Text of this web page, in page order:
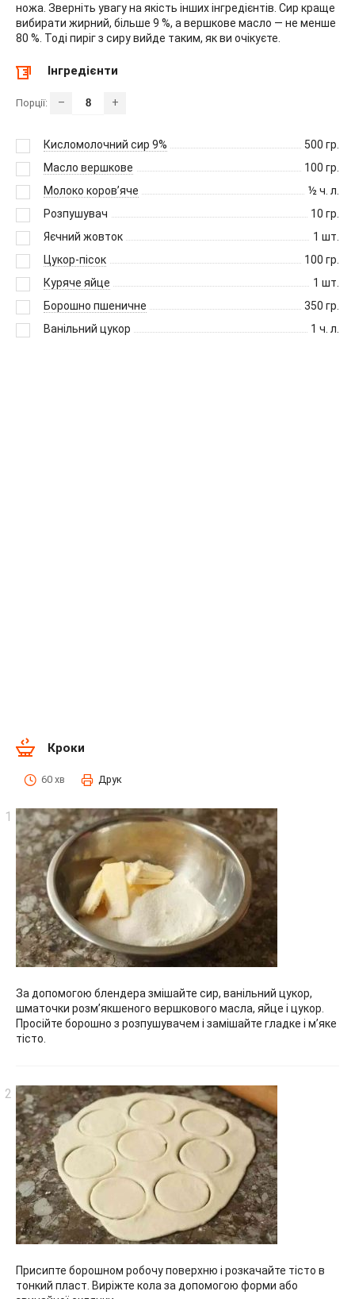
ножа. Зверніть увагу на якість інших інгредієнтів. Сир краще
вибирати жирний, більше 9 %, а вершкове масло — не менше
80 %. Тоді пиріг з сиру вийде таким, як ви очікуєте.
Інгредієнти
Порції: – +
Кисломолочний сир 9% 500 гр.
Масло вершкове
100 гр.
Молоко коров’яче
½ ч. л.
Розпушувач
10 гр.
Яєчний жовток
1 шт.
Цукор-пісок
100 гр.
Куряче яйце
1 шт.
Борошно пшеничне
350 гр.
Ванільний цукор
1 ч. л.
Кроки
60 хв Друк
За допомогою блендера змішайте сир, ванільний цукор,
шматочки розм’якшеного вершкового масла, яйце і цукор.
Просійте борошно з розпушувачем і замішайте гладке і м’яке
тісто.
Присипте борошном робочу поверхню і розкачайте тісто в
тонкий пласт. Виріжте кола за допомогою форми або